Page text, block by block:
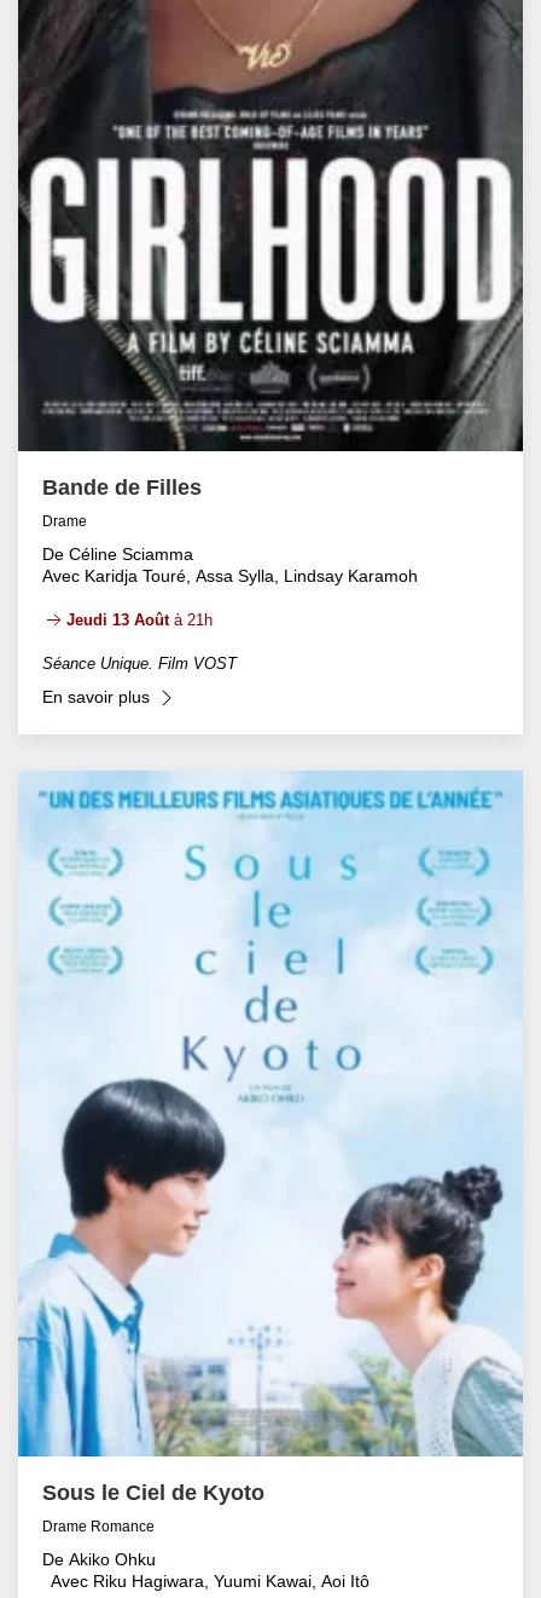
Bande de Filles
Drame
De Céline Sciamma
Avec Karidja Touré, Assa Sylla, Lindsay Karamoh
Jeudi 13 Aoûtà 21h
Séance Unique. Film VOST
En savoir plus
Sous le Ciel de Kyoto
Drame Romance
De Akiko Ohku
Avec Riku Hagiwara, Yuumi Kawai, Aoi Itô